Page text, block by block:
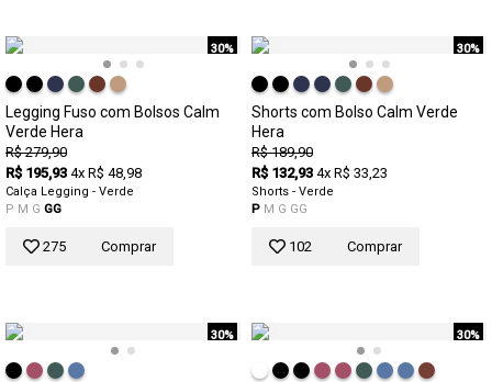
30%
Legging Fuso com Bolsos Calm
Verde Hera
R$ 279,90
R$ 195,93 4x R$ 48,98
Calça Legging - Verde
P M G GG
275 Comprar
30%
Shorts com Bolso Calm Verde
Hera
R$ 189,90
R$ 132,93 4x R$ 33,23
Shorts - Verde
P M G GG
102 Comprar
30% 30%